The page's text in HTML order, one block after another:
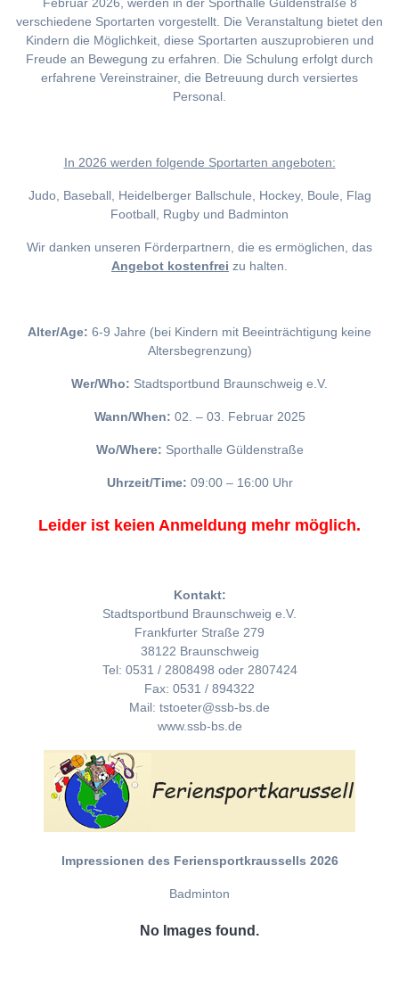
Februar 2026, werden in der Sporthalle Güldenstraße 8
verschiedene Sportarten vorgestellt. Die Veranstaltung bietet den
Kindern die Möglichkeit, diese Sportarten auszuprobieren und
Freude an Bewegung zu erfahren. Die Schulung erfolgt durch
erfahrene Vereinstrainer, die Betreuung durch versiertes
Personal.
In 2026 werden folgende Sportarten angeboten:
Judo, Baseball, Heidelberger Ballschule, Hockey, Boule, Flag
Football, Rugby und Badminton
Wir danken unseren Förderpartnern, die es ermöglichen, das
Angebot kostenfrei zu halten.
Alter/Age: 6-9 Jahre (bei Kindern mit Beeinträchtigung keine
Altersbegrenzung)
Wer/Who: Stadtsportbund Braunschweig e.V.
Wann/When: 02. – 03. Februar 2025
Wo/Where: Sporthalle Güldenstraße
Uhrzeit/Time: 09:00 – 16:00 Uhr
Leider ist keien Anmeldung mehr möglich.
Kontakt:
Stadtsportbund Braunschweig e.V.
Frankfurter Straße 279
38122 Braunschweig
Tel: 0531 / 2808498 oder 2807424
Fax: 0531 / 894322
Mail: tstoeter@ssb-bs.de
www.ssb-bs.de
Impressionen des Feriensportkraussells 2026
Badminton
No Images found.